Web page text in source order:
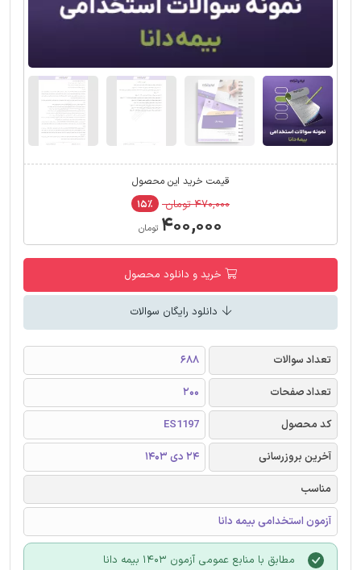
قیمت خرید این محصول
۴۷۰,۰۰۰ تومان ۱۵٪
۴۰۰,۰۰۰ تومان
خرید و دانلود محصول
دانلود رایگان سوالات
تعداد سوالات
688
تعداد صفحات
200
کد محصول
ES1197
آخرین بروزرسانی
24 دی 1403
مناسب
آزمون استخدامی بیمه دانا
مطابق با منابع عمومی آزمون 1403 بیمه دانا